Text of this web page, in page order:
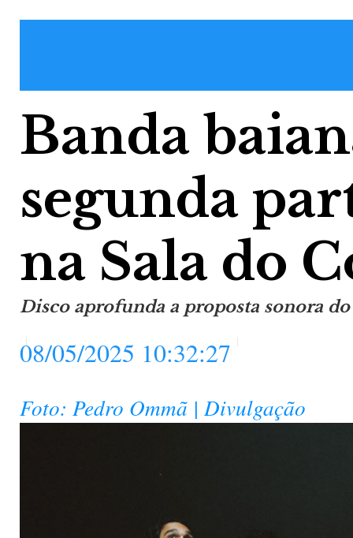
Banda
segunda
na Sala do
Disco aprofunda a proposta sonora
08/05/2025 10:32:27
Foto: Pedro Ommã | Divulgação